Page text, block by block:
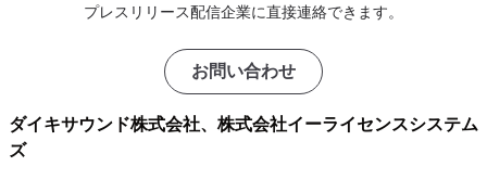
プレスリリース配信企業に直接連絡できます。
お問い合わせ
ダイキサウンド株式会社、株式会社イーライセンスシステム
ズ